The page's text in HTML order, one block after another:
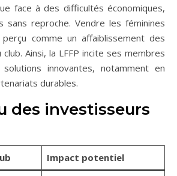
face à des difficultés économiques,
sans reproche. Vendre les féminines
comme un affaiblissement des
Ainsi, la LFFP incite ses membres
innovantes, notamment en
durables.
des investisseurs
Impact potentiel